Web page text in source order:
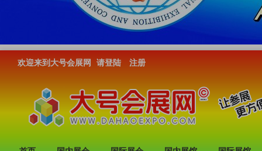
欢迎来到大号会展网 请登陆 注册